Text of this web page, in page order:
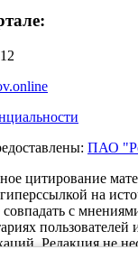
ПАО
цитирование
на
с
пользователей
Редакция не
читателей.